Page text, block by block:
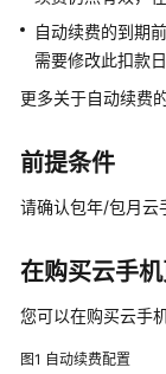
计
模
费
费
样
自动续费的到期
需要修改此扣款
更多关于自动续费
前提条件
请确认包年/包月云
在购买云手
您可以在购买云手
图1 自动续费配置